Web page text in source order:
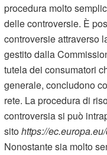
procedura molto
delle controversie. È
controversie attraverso
gestito dalla
tutela dei consumatori
generale, concludono
rete. La procedura di
controversia si può
sitohttps://
Nonostante sia molto